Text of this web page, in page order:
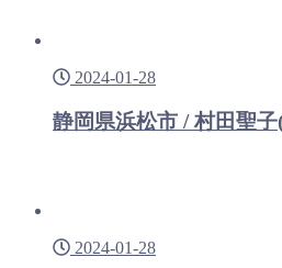
2024-01-28
静岡県浜松市 / 村田聖
2024-01-28